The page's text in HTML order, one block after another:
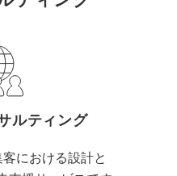
ルくん』
』
ルティング
における設計と